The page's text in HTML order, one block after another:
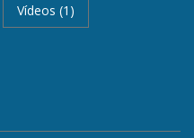
Vídeos (1)